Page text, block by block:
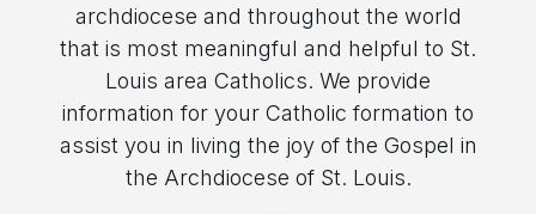
archdiocese and throughout the world
that is most meaningful and helpful to St.
Louis area Catholics. We provide
information for your Catholic formation to
assist you in living the joy of the Gospel in
the Archdiocese of St. Louis.